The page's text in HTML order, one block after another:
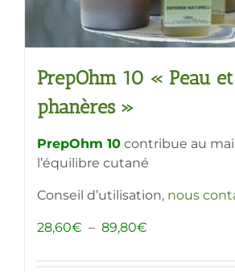
produit
PrepOhm 10 « Peau et
phanères »
PrepOhm 10 contribue au
l’équilibre cutané
Conseil d’utilisation, nous
28,60€ – 89,80€
prix :